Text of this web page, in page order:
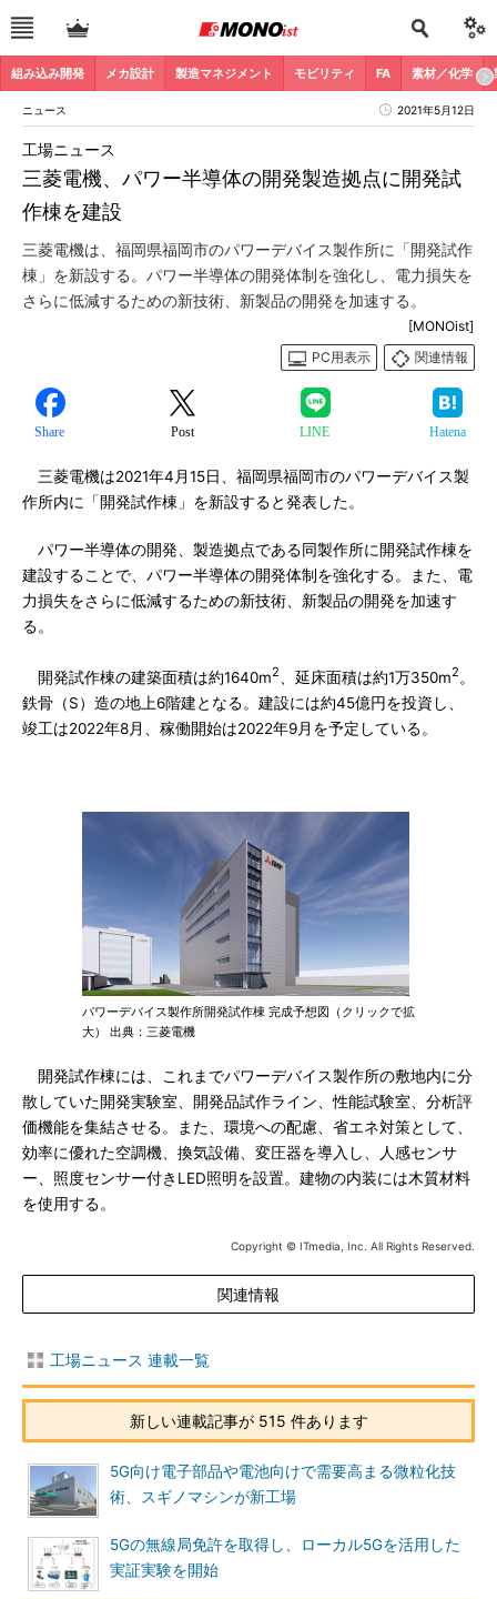
組み込み開発 メカ設計 製造マネジメント モビリティ FA 素材／化学
ニュース 2021年5月12日
三菱電機、パワー半導体の開発製造拠点に開発試
作棟を建設
工場ニュース
三菱電機は、福岡県福岡市のパワーデバイス製作所に「開発試作
棟」を新設する。パワー半導体の開発体制を強化し、電力損失を
さらに低減するための新技術、新製品の開発を加速する。
[MONOist]
PC用表示
関連情報
Share Post LINE Hatena
三菱電機は2021年4月15日、福岡県福岡市のパワーデバイス製
作所内に「開発試作棟」を新設すると発表した。
パワー半導体の開発、製造拠点である同製作所に開発試作棟を
建設することで、パワー半導体の開発体制を強化する。また、電
力損失をさらに低減するための新技術、新製品の開発を加速す
る。
開発試作棟の建築面積は約1640m2 、延床面積は約1万350m2 。
鉄骨（S）造の地上6階建となる。建設には約45億円を投資し、
竣工は2022年8月、稼働開始は2022年9月を予定している。
パワーデバイス製作所開発試作棟 完成予想図（クリックで拡
大） 出典：三菱電機
開発試作棟には、これまでパワーデバイス製作所の敷地内に分
散していた開発実験室、開発品試作ライン、性能試験室、分析評
価機能を集結させる。また、環境への配慮、省エネ対策として、
効率に優れた空調機、換気設備、変圧器を導入し、人感センサ
ー、照度センサー付きLED照明を設置。建物の内装には木質材料
を使用する。
Copyright © ITmedia, Inc. All Rights Reserved.
関連情報
工場ニュース 連載一覧
新しい連載記事が 515 件あります
5G向け電子部品や電池向けで需要高まる微粒化技
術、スギノマシンが新工場
5Gの無線局免許を取得し、ローカル5Gを活用した
実証実験を開始